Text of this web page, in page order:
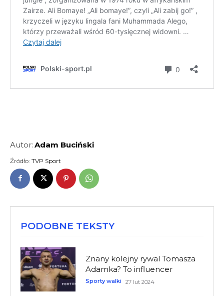
Autor: Adam Buciński
Źródło: TVP Sport
PODOBNE TEKSTY
Znany kolejny rywal Tomasza
Adamka? To influencer
Sporty walki 27 lut 2024